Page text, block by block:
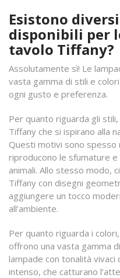
Esistono
disponibili per
tavolo Tiffany?
Assolutamente sì! Le
vasta gamma di stili e
ogni gusto e preferenza.
Per quanto riguarda gli
Tiffany che si ispirano alla
Questi motivi sono spesso
riproducono le sfumature
animali. Allo stesso modo,
Tiffany con disegni
aggiungere un tocco
all’ambiente.
Per quanto riguarda i
offrono una vasta gamma
lampade con tonalità
intenso, che catturano